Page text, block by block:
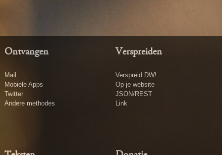
Ontvangen
Mail
Mobiele Apps
Twitter
Andere methodes
Verspreiden
Verspreid DW!
Op je website
JSON/REST
Link